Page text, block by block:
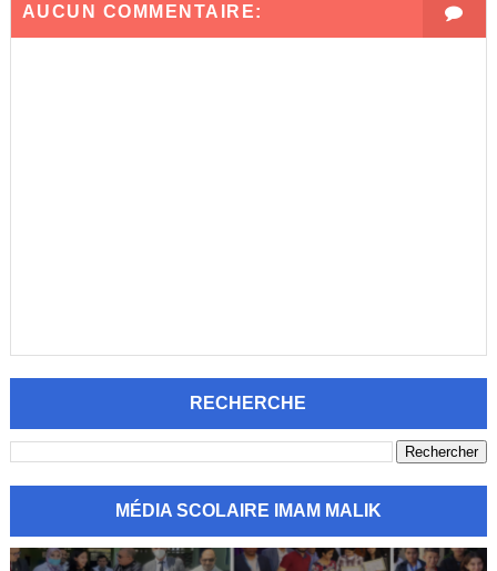
AUCUN COMMENTAIRE:
RECHERCHE
MÉDIA SCOLAIRE IMAM MALIK